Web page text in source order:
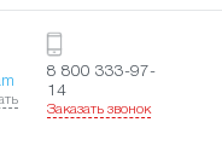
8 800 333-97-
14
Заказать звонок